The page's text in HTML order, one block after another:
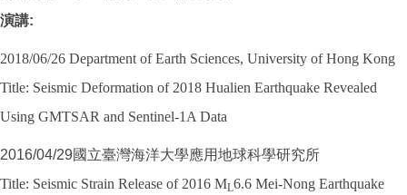
演講:
2018/06/26 Department of Earth Sciences, University of Hong Kong
Title: Seismic Deformation of 2018 Hualien Earthquake Revealed
Using GMTSAR and Sentinel-1A Data
2016/04/29國立臺灣海洋大學應用地球科學研究所
Title: Seismic Strain Release of 2016 ML6.6 Mei-Nong Earthquake